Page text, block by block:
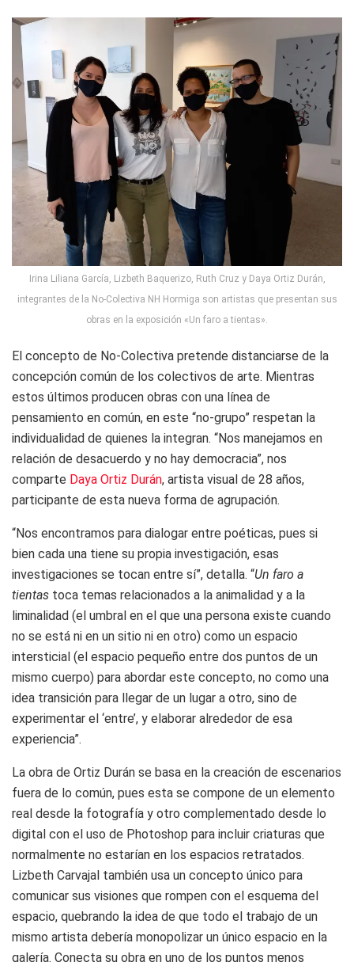
Irina Liliana García, Lizbeth Baquerizo, Ruth Cruz y Daya Ortiz Durán,
integrantes de la No-Colectiva NH Hormiga son artistas que presentan sus
obras en la exposición «Un faro a tientas».
El concepto de No-Colectiva pretende distanciarse de la
concepción común de los colectivos de arte. Mientras
estos últimos producen obras con una línea de
pensamiento en común, en este “no-grupo” respetan la
individualidad de quienes la integran. “Nos manejamos en
relación de desacuerdo y no hay democracia”, nos
comparte Daya Ortiz Durán, artista visual de 28 años,
participante de esta nueva forma de agrupación.
“Nos encontramos para dialogar entre poéticas, pues si
bien cada una tiene su propia investigación, esas
investigaciones se tocan entre sí”, detalla. “Un faro a
tientas toca temas relacionados a la animalidad y a la
liminalidad (el umbral en el que una persona existe cuando
no se está ni en un sitio ni en otro) como un espacio
intersticial (el espacio pequeño entre dos puntos de un
mismo cuerpo) para abordar este concepto, no como una
idea transición para llegar de un lugar a otro, sino de
experimentar el ‘entre’, y elaborar alrededor de esa
experiencia”.
La obra de Ortiz Durán se basa en la creación de escenarios
fuera de lo común, pues esta se compone de un elemento
real desde la fotografía y otro complementado desde lo
digital con el uso de Photoshop para incluir criaturas que
normalmente no estarían en los espacios retratados.
Lizbeth Carvajal también usa un concepto único para
comunicar sus visiones que rompen con el esquema del
espacio, quebrando la idea de que todo el trabajo de un
mismo artista debería monopolizar un único espacio en la
galería. Conecta su obra en uno de los puntos menos